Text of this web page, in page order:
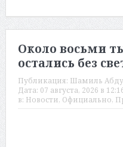
Около восьми
остались без
Публикация: Шамиль
Дата: 07 августа, 2026 в
в: Новости, Официально,